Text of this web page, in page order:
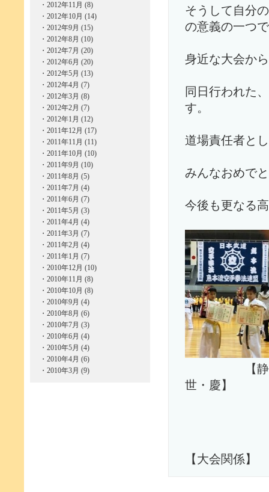
そうして自分
の意義の一つ
身近な大会か
同日行われた
す。
道場責任者と
みんなおめで
今後も更なる
【静
世・
【大会関係】
・ 2012年11月 (8)
・ 2012年10月 (14)
・ 2012年9月 (15)
・ 2012年8月 (10)
・ 2012年7月 (20)
・ 2012年6月 (20)
・ 2012年5月 (13)
・ 2012年4月 (7)
・ 2012年3月 (8)
・ 2012年2月 (7)
・ 2012年1月 (12)
・ 2011年12月 (17)
・ 2011年11月 (11)
・ 2011年10月 (10)
・ 2011年9月 (10)
・ 2011年8月 (5)
・ 2011年7月 (4)
・ 2011年6月 (7)
・ 2011年5月 (3)
・ 2011年4月 (4)
・ 2011年3月 (7)
・ 2011年2月 (4)
・ 2011年1月 (7)
・ 2010年12月 (10)
・ 2010年11月 (8)
・ 2010年10月 (8)
・ 2010年9月 (4)
・ 2010年8月 (6)
・ 2010年7月 (3)
・ 2010年6月 (4)
・ 2010年5月 (4)
・ 2010年4月 (6)
・ 2010年3月 (9)